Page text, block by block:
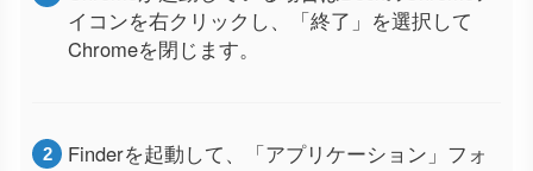
イコンを右クリックし、「終了」を選択して
Chromeを閉じます。
Finderを起動して、「アプリケーション」フォ